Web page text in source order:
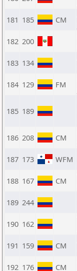
181 185 CM
182 200
183 134
184 129 FM
185 189
186 208 CM
187 173 WFM
188 167 CM
189 244
190 162
191 159 CM
192 176 CM